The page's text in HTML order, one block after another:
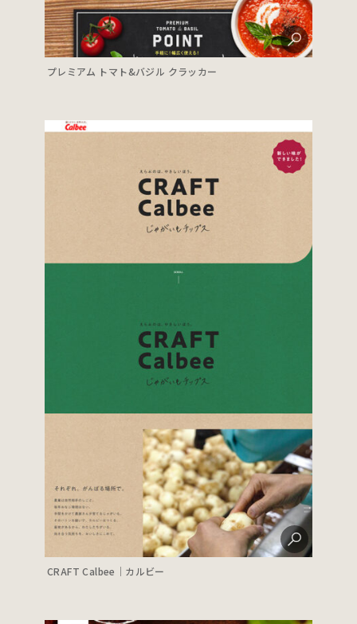
プレミアム トマト&バジル クラッカー
CRAFT Calbee｜カルビー